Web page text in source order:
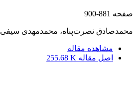
صفحه 881-900
محمدصادق نصرت‌پناه، محمدمهدی سیفی
مشاهده مقاله
اصل مقاله 255.68 K